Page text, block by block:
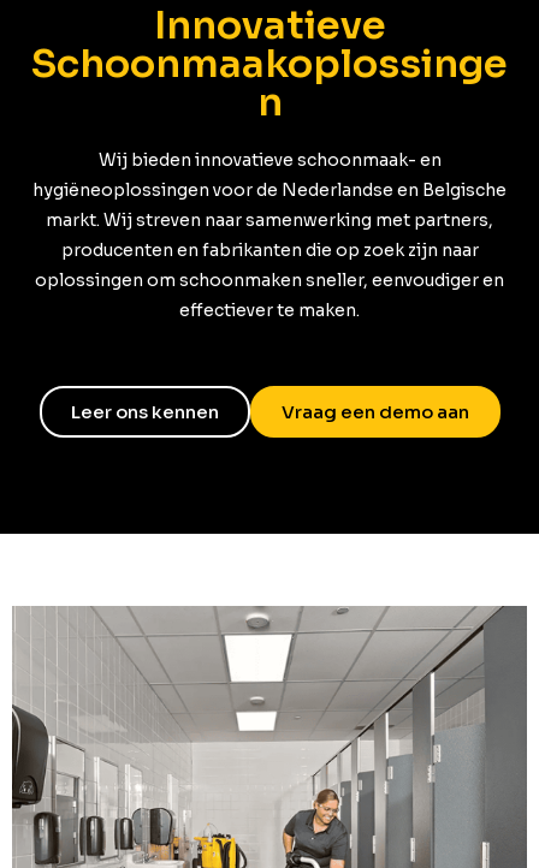
Innovatieve
Schoonmaakoplossinge
n
Wij bieden innovatieve schoonmaak- en
hygiëneoplossingen voor de Nederlandse en Belgische
markt. Wij streven naar samenwerking met partners,
producenten en fabrikanten die op zoek zijn naar
oplossingen om schoonmaken sneller, eenvoudiger en
effectiever te maken.
Leer ons kennen Vraag een demo aan